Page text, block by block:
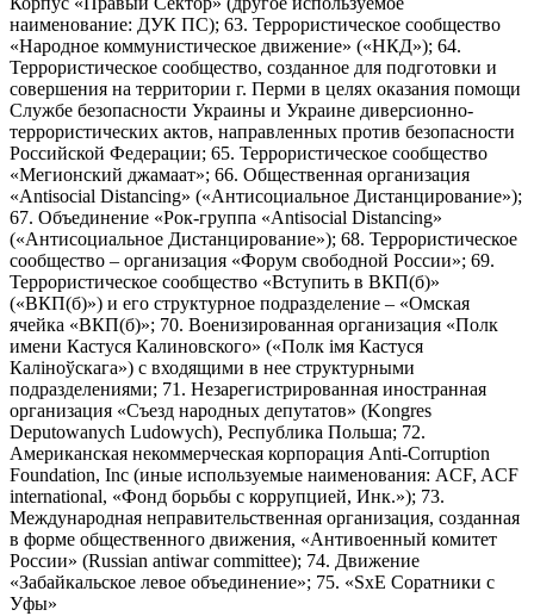
наименование: ДУК ПС); 63. Террористическое сообщество
«Народное коммунистическое движение» («НКД»); 64.
Террористическое сообщество, созданное для подготовки и
совершения на территории г. Перми в целях оказания помощи
Службе безопасности Украины и Украине диверсионно-
террористических актов, направленных против безопасности
Российской Федерации; 65. Террористическое сообщество
«Мегионский джамаат»; 66. Общественная организация
«Antisocial Distancing» («Антисоциальное Дистанцирование»);
67. Объединение «Рок-группа «Antisocial Distancing»
(«Антисоциальное Дистанцирование»); 68. Террористическое
сообщество – организация «Форум свободной России»; 69.
Террористическое сообщество «Вступить в ВКП(б)»
(«ВКП(б)») и его структурное подразделение – «Омская
ячейка «ВКП(б)»; 70. Военизированная организация «Полк
имени Кастуся Калиновского» («Полк iмя Кастуся
Калiноўскага») с входящими в нее структурными
подразделениями; 71. Незарегистрированная иностранная
организация «Съезд народных депутатов» (Kongres
Deputowanych Ludowych), Республика Польша; 72.
Американская некоммерческая корпорация Anti-Corruption
Foundation, Inc (иные используемые наименования: ACF, ACF
international, «Фонд борьбы с коррупцией, Инк.»); 73.
Международная неправительственная организация, созданная
в форме общественного движения, «Антивоенный комитет
России» (Russian antiwar committee); 74. Движение
«Забайкальское левое объединение»; 75. «SxE Соратники с
Уфы»